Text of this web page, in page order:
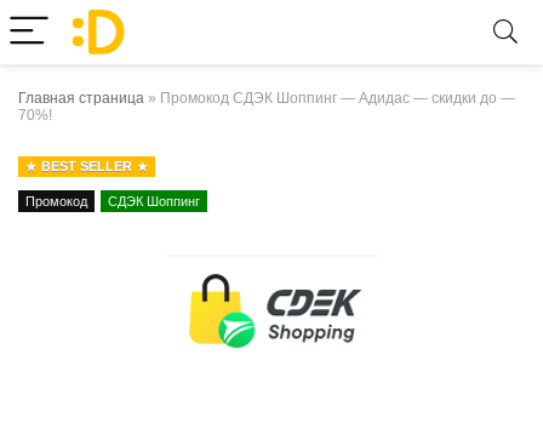
Главная страница » Промокод СДЭК Шоппинг — Адидас — скидки до —
70%!
BEST SELLER
Промокод СДЭК Шоппинг